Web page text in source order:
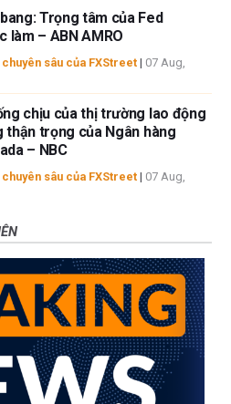
Trọng tâm của Fed
làm – ABN AMRO
sâu của FXStreet | 07 Aug,
chịu của thị trường lao động
thận trọng của Ngân hàng
– NBC
sâu của FXStreet | 07 Aug,